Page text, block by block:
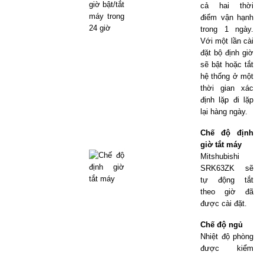
cả hai thời
điểm vận hạnh
trong 1 ngày.
Với một lần cài
đặt bộ định giờ
sẽ bật hoặc tắt
hệ thống ở một
thời gian xác
định lặp đi lặp
lại hàng ngày.
Chế độ định
giờ tắt máy
Mitshubishi
SRK63ZK sẽ
tự động tắt
theo giờ đã
được cài đặt.
Chế độ ngủ
Nhiệt độ phòng
được kiểm